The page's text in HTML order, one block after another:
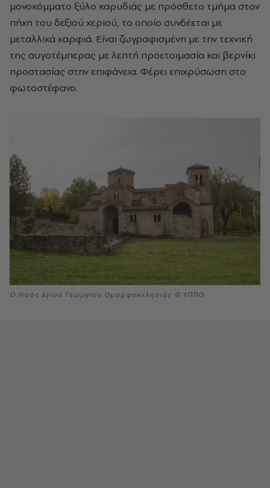
μονοκόμματο ξύλο καρυδιάς με πρόσθετο τμήμα στον
πήχη του δεξιού χεριού, το οποίο συνδέεται με
μεταλλικά καρφιά. Είναι ζωγραφισμένη με την τεχνική
της αυγοτέμπερας με λεπτή προετοιμασία και βερνίκι
προστασίας στην επιφάνεια. Φέρει επιχρύσωση στο
φωτοστέφανο.
Ο Ναός Αγίου Γεωργίου Ομορφοκκλησιάς © ΥΠΠΟ